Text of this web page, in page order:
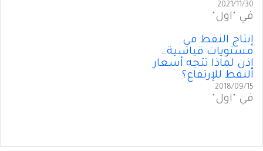
2021/11/30
في "أول"
إنتاج النفط في
مستويات قياسية…
إذن لماذا تتجه أسعار
النفط للإرتفاع؟
2018/09/15
في "أول"